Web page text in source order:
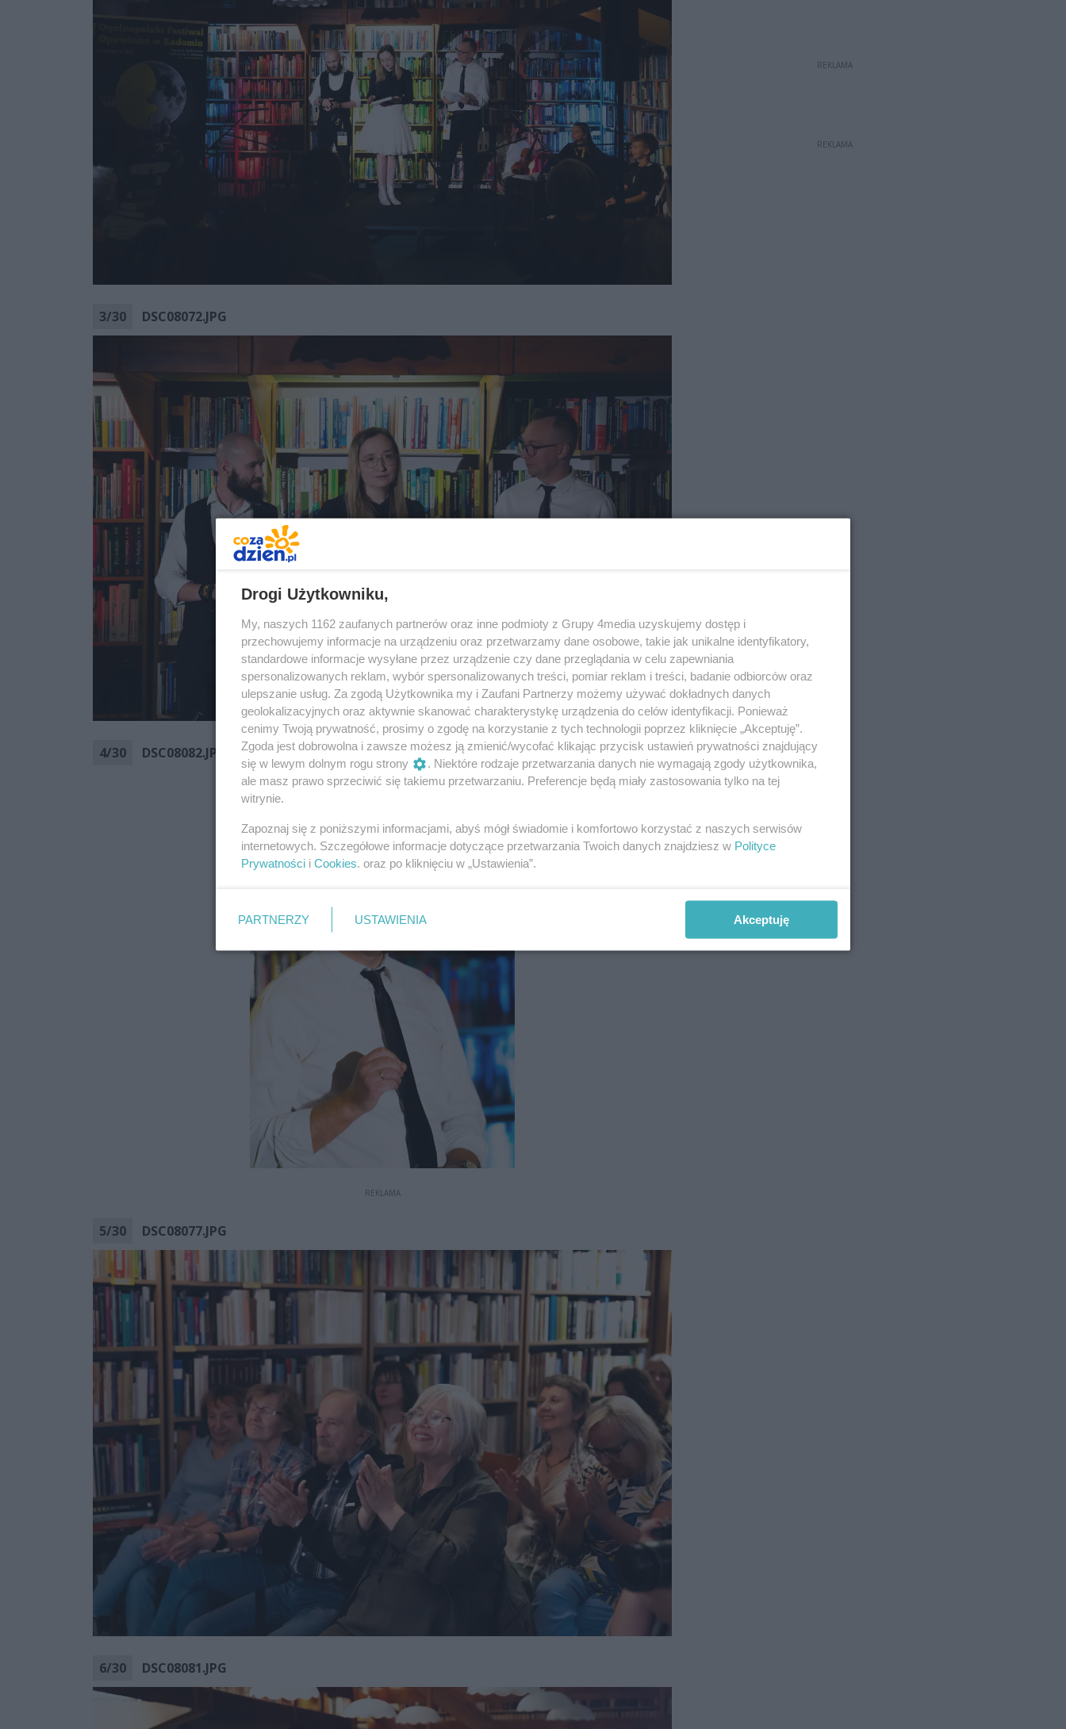
3/30 DSC08072.JPG
4/30 DSC08082.JPG
REKLAMA
5/30 DSC08077.JPG
6/30 DSC08081.JPG
REKLAMA
REKLAMA
Drogi Użytkowniku,
My, naszych 1162 zaufanych partnerów oraz inne podmioty z Grupy 4media uzyskujemy dostęp i
przechowujemy informacje na urządzeniu oraz przetwarzamy dane osobowe, takie jak unikalne identyfikatory,
standardowe informacje wysyłane przez urządzenie czy dane przeglądania w celu zapewniania
spersonalizowanych reklam, wybór spersonalizowanych treści, pomiar reklam i treści, badanie odbiorców oraz
ulepszanie usług. Za zgodą Użytkownika my i Zaufani Partnerzy możemy używać dokładnych danych
geolokalizacyjnych oraz aktywnie skanować charakterystykę urządzenia do celów identyfikacji. Ponieważ
cenimy Twoją prywatność, prosimy o zgodę na korzystanie z tych technologii poprzez kliknięcie „Akceptuję”.
Zgoda jest dobrowolna i zawsze możesz ją zmienić/wycofać klikając przycisk ustawień prywatności znajdujący
się w lewym dolnym rogu strony
. Niektóre rodzaje przetwarzania danych nie wymagają zgody użytkownika,
ale masz prawo sprzeciwić się takiemu przetwarzaniu. Preferencje będą miały zastosowania tylko na tej
witrynie.
Zapoznaj się z poniższymi informacjami, abyś mógł świadomie i komfortowo korzystać z naszych serwisów
internetowych. Szczegółowe informacje dotyczące przetwarzania Twoich danych znajdziesz w Polityce
Prywatności i Cookies. oraz po kliknięciu w „Ustawienia”.
PARTNERZY USTAWIENIA Akceptuję